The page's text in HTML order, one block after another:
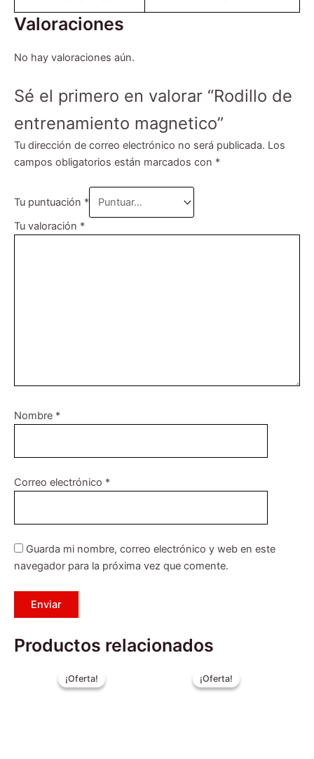
Valoraciones
No hay valoraciones aún.
Sé el primero en valorar “Rodillo de
entrenamiento magnetico”
Tu dirección de correo electrónico no será publicada. Los
campos obligatorios están marcados con *
Tu puntuación *
Tu valoración *
Nombre *
Correo electrónico *
Guarda mi nombre, correo electrónico y web en este
navegador para la próxima vez que comente.
Productos relacionados
¡Oferta!
¡Oferta!precio
original
¡Oferta!
¡Oferta!
precio
original